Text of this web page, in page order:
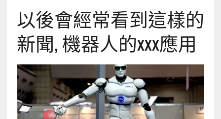
以後會經常看到這樣的
新聞, 機器人的xxx應用